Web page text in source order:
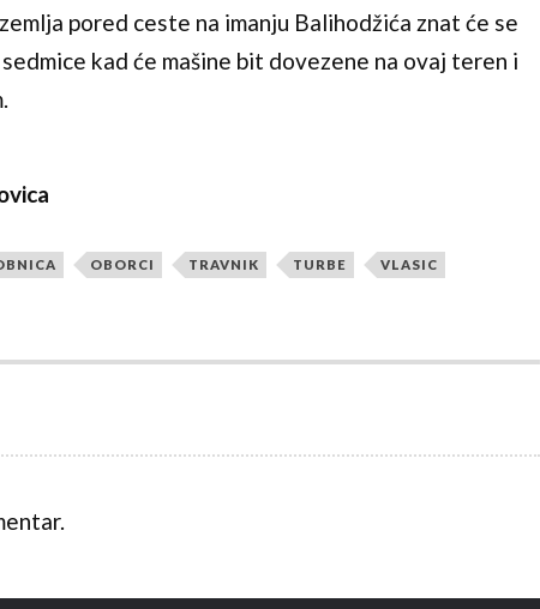
pored ceste na imanju Balihodžića znat će se
kad će mašine bit dovezene na ovaj teren i
OBORCI TRAVNIK TURBE VLASIC